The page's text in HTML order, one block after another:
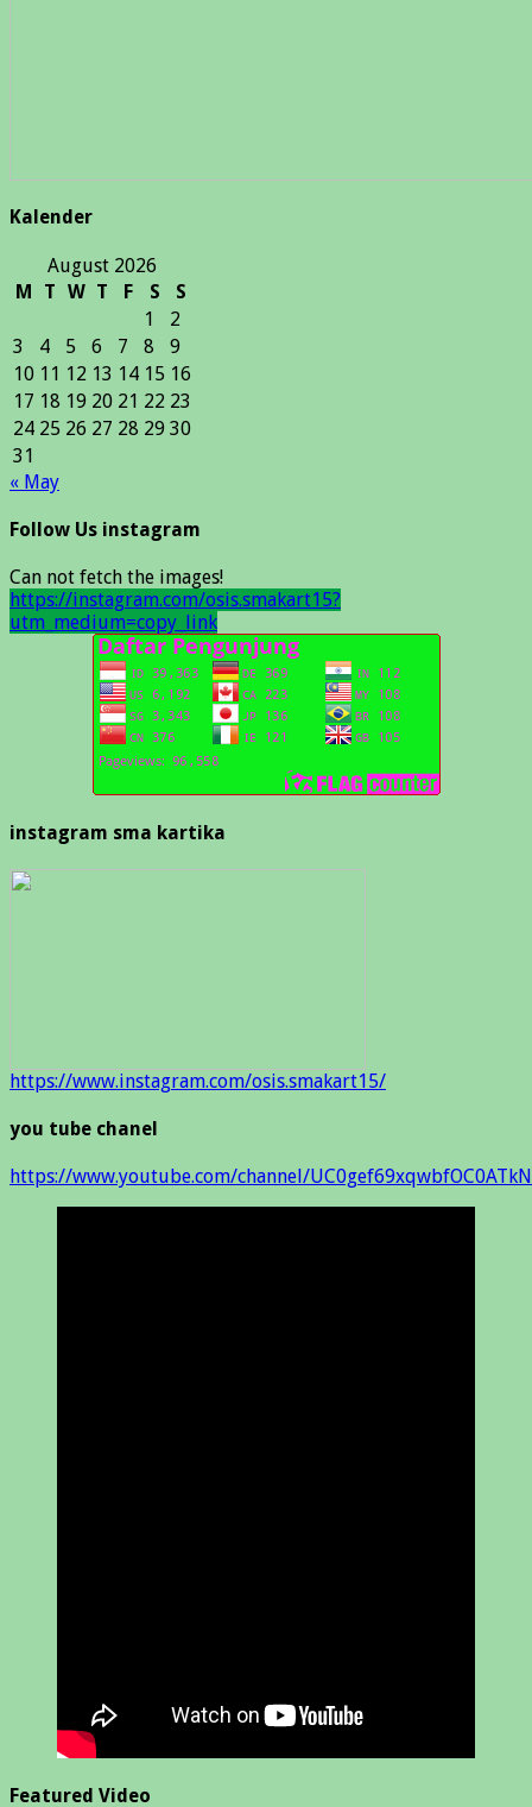
Kalender
August 2026
M
T W T F S
S
1
2
3
4 5 6 7 8
9
10 11 12 13 14 15 16
17 18 19 20 21 22 23
24 25 26 27 28 29 30
31
« May
Follow Us instagram
Can not fetch the images!
https://instagram.com/osis.smakart15?
utm_medium=copy_link
instagram sma kartika
https://www.instagram.com/osis.smakart15/
you tube chanel
https://www.youtube.com/channel/
Featured Video